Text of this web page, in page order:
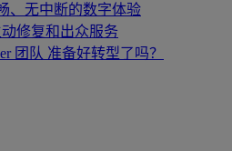
、无中断的数字体验
修复和出众服务
团队 准备好转型了吗？